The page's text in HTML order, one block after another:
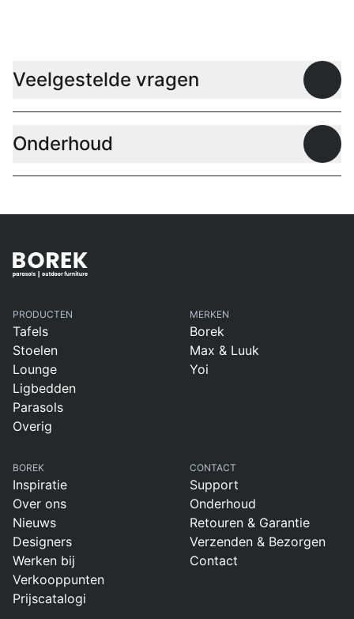
Veelgestelde vragen
Onderhoud
PRODUCTEN
Tafels
Stoelen
Lounge
Ligbedden
Parasols
Overig
MERKEN
Borek
Max & Luuk
Yoi
BOREK
Inspiratie
Over ons
Nieuws
Designers
Werken bij
Verkooppunten
Prijscatalogi
CONTACT
Support
Onderhoud
Retouren & Garantie
Verzenden & Bezorgen
Contact